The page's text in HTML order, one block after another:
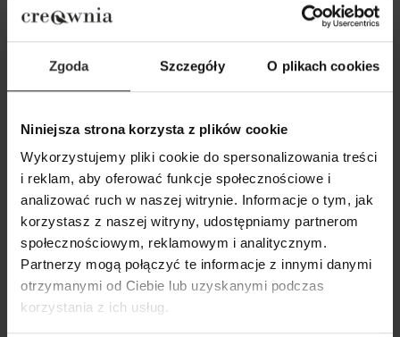
Zgoda Szczegóły O plikach cookies
Niniejsza strona korzysta z plików cookie
Wykorzystujemy pliki cookie do spersonalizowania treści
i reklam, aby oferować funkcje społecznościowe i
analizować ruch w naszej witrynie. Informacje o tym, jak
korzystasz z naszej witryny, udostępniamy partnerom
społecznościowym, reklamowym i analitycznym.
Partnerzy mogą połączyć te informacje z innymi danymi
otrzymanymi od Ciebie lub uzyskanymi podczas
korzystania z ich usług.
Czarna Wiskozowa Bluzka z
marszczeniem na ramieniu Julia
Black
179,00 zł
Biała
taliowana z
wiązaniem